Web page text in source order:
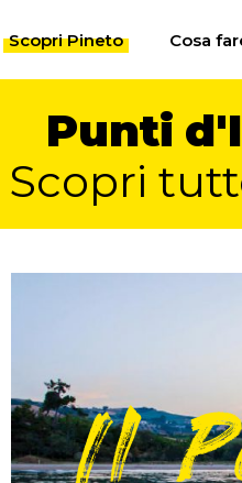
Scopri Pineto Cosa
Punti
Scopri